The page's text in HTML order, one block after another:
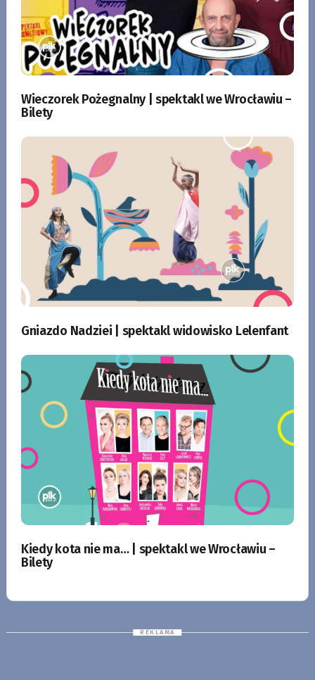
Wieczorek Pożegnalny | spektakl we Wrocławiu –
Bilety
Gniazdo Nadziei | spektakl widowisko Lelenfant
Kiedy kota nie ma… | spektakl we Wrocławiu –
Bilety